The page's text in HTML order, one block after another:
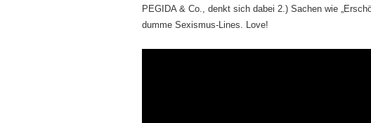
PEGIDA & Co., denkt sich dabei 2.) Sachen wie
dumme Sexismus-Lines. Love!